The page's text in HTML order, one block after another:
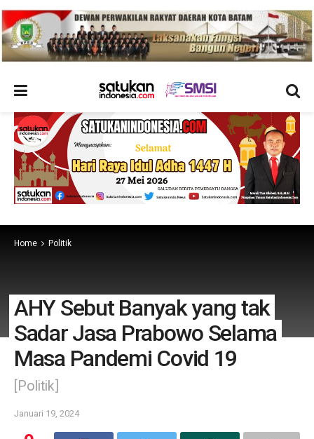
Home Politik
AHY Sebut Banyak yang tak
Sadar Jasa Prabowo Selama
Masa Pandemi Covid 19
[Politik]
Januari 19, 2024